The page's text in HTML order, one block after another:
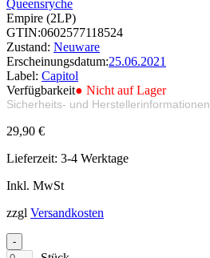
Queensryche
Empire (2LP)
GTIN:0602577118524
Zustand: Neuware
Erscheinungsdatum:25.06.2021
Label: Capitol
Verfügbarkeit● Nicht auf Lager
Sicherheits- und Herstellerinformationen
29,90 €
Lieferzeit: 3-4 Werktage
Inkl. MwSt
zzgl Versandkosten
-